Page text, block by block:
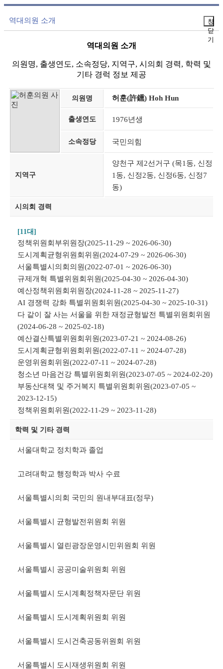
역대의원 소개
창
닫
기
역대의원 소개
의원명, 출생연도, 소속정당, 지역구, 시의회 경력, 학력 및
기타 경럭 정보 제공
의원명 허훈(許鑂) Hoh Hun
출생연도 1976년생
소속정당 국민의힘
지역구
양천구 제2선거구 (목1동, 신정
1동, 신정2동, 신정6동, 신정7
동)
시의회 경력
[11대]
정책위원회부위원장(2025-11-29 ~ 2026-06-30)
도시계획균형위원회위원(2024-07-29 ~ 2026-06-30)
서울특별시의회의원(2022-07-01 ~ 2026-06-30)
규제개혁 특별위원회위원(2025-04-30 ~ 2026-04-30)
예산정책위원회위원장(2024-11-28 ~ 2025-11-27)
AI 경쟁력 강화 특별위원회위원(2025-04-30 ~ 2025-10-31)
다 같이 잘 사는 서울을 위한 재정균형발전 특별위원회위원
(2024-06-28 ~ 2025-02-18)
예산결산특별위원회위원(2023-07-21 ~ 2024-08-26)
도시계획균형위원회위원(2022-07-11 ~ 2024-07-28)
운영위원회위원(2022-07-11 ~ 2024-07-28)
청소년 마음건강 특별위원회위원(2023-07-05 ~ 2024-02-20)
부동산대책 및 주거복지 특별위원회위원(2023-07-05 ~
2023-12-15)
정책위원회위원(2022-11-29 ~ 2023-11-28)
학력 및 기타 경력
서울대학교 정치학과 졸업
고려대학교 행정학과 박사 수료
서울특별시의회 국민의 원내부대표(정무)
서울특별시 균형발전위원회 위원
서울특별시 열린광장운영시민위원회 위원
서울특별시 공공미술위원회 위원
서울특별시 도시계획정책자문단 위원
서울특별시 도시계획위원회 위원
서울특별시 도시건축공동위원회 위원
서울특별시 도시재생위원회 위원